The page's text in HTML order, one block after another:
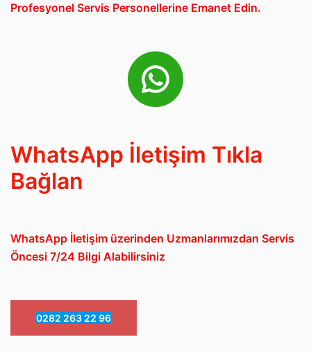
Profesyonel Servis Personellerine Emanet Edin.
WhatsApp İletişim Tıkla
Bağlan
WhatsApp İletişim üzerinden Uzmanlarımızdan Servis
Öncesi 7/24 Bilgi Alabilirsiniz
0282 263 22 96